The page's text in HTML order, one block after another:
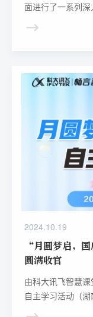
面进行了一系列
2024.10.19
“月圆梦启，
圆满收官
由科大讯飞智慧
自主学习活动（湖